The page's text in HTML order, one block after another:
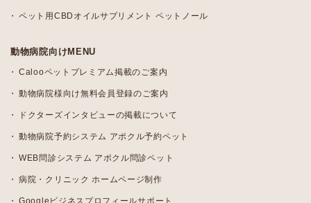
ペット用CBDオイルサプリメント ペットノール
動物病院向けMENU
Calooペットプレミアム掲載のご案内
動物病院様向け無料会員登録のご案内
ドクターズインタビューの掲載について
動物病院予約システム アポクル予約ペット
WEB問診システム アポクル問診ペット
病院・クリニック ホームページ制作
Googleビジネスプロフィールサポート